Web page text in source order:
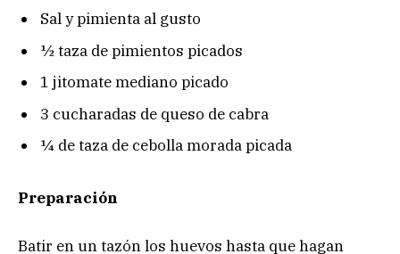
Sal y pimienta al gusto
½ taza de pimientos picados
1 jitomate mediano picado
3 cucharadas de queso de cabra
¼ de taza de cebolla morada picada
Preparación
Batir en un tazón los huevos hasta que hagan